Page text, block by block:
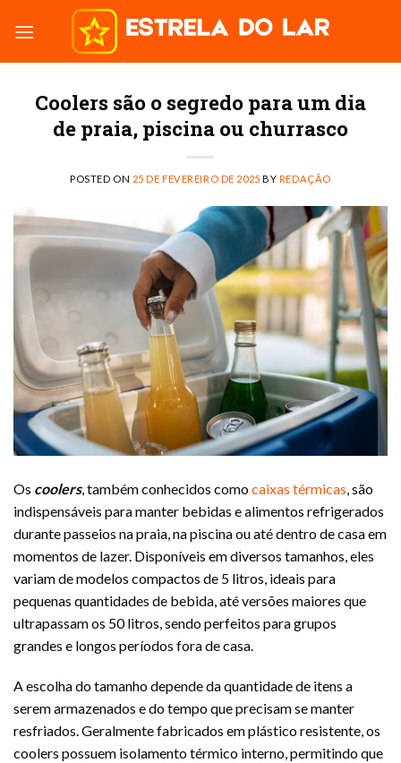
Coolers são o segredo para um dia
de praia, piscina ou churrasco
POSTED ON 25 DE FEVEREIRO DE 2025 BY REDAÇÃO
Os coolers, também conhecidos comocaixas térmicas , são
indispensáveis para manter bebidas e alimentos refrigerados
durante passeios na praia, na piscina ou até dentro de casa em
momentos de lazer. Disponíveis em diversos tamanhos, eles
variam de modelos compactos de 5 litros, ideais para
pequenas quantidades de bebida, até versões maiores que
ultrapassam os 50 litros, sendo perfeitos para grupos
grandes e longos períodos fora de casa.
A escolha do tamanho depende da quantidade de itens a
serem armazenados e do tempo que precisam se manter
resfriados. Geralmente fabricados em plástico resistente, os
coolers possuem isolamento térmico interno, permitindo que